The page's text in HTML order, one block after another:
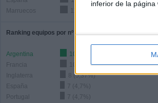
inferior de la página
Marruecos
Ranking equipos por nº de partidos Local
Argentina
10 (6,71%)
Francia
10 (6,71%)
Inglaterra
8 (5,37%)
España
7 (4,7%)
Portugal
7 (4,7%)